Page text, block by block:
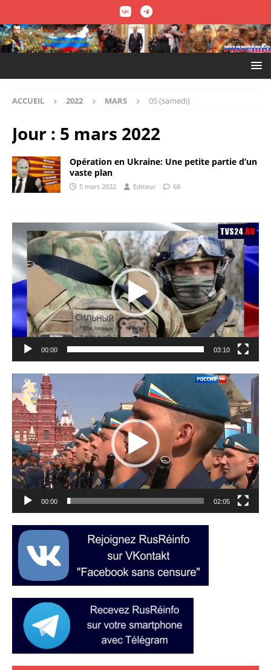
ACCUEIL 2022 MARS 05 (samedi)
Jour : 5 mars 2022
Opération en Ukraine: Une petite partie d’un
vaste plan
5 mars 2022 Editeur 68
Lecteur
vidéo
00:00 03:10
Lecteur
vidéo
00:00 02:05